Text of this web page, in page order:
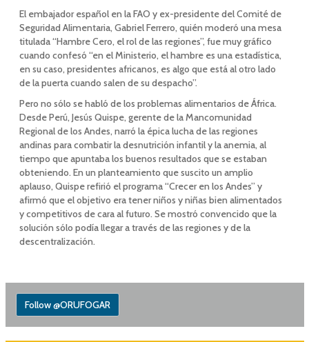
El embajador español en la FAO y ex-presidente del Comité de
Seguridad Alimentaria, Gabriel Ferrero, quién moderó una mesa
titulada “Hambre Cero, el rol de las regiones”, fue muy gráfico
cuando confesó “en el Ministerio, el hambre es una estadística,
en su caso, presidentes africanos, es algo que está al otro lado
de la puerta cuando salen de su despacho”.
Pero no sólo se habló de los problemas alimentarios de África.
Desde Perú, Jesús Quispe, gerente de la Mancomunidad
Regional de los Andes, narró la épica lucha de las regiones
andinas para combatir la desnutrición infantil y la anemia, al
tiempo que apuntaba los buenos resultados que se estaban
obteniendo. En un planteamiento que suscito un amplio
aplauso, Quispe refirió el programa “Crecer en los Andes” y
afirmó que el objetivo era tener niños y niñas bien alimentados
y competitivos de cara al futuro. Se mostró convencido que la
solución sólo podía llegar a través de las regiones y de la
descentralización.
Follow @ORUFOGAR